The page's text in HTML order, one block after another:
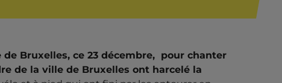
Bruxelles, ce 23 décembre, pour chanter
de la ville de Bruxelles ont harcelé la